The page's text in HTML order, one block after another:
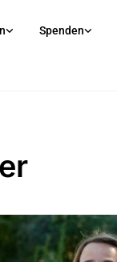
Spenden